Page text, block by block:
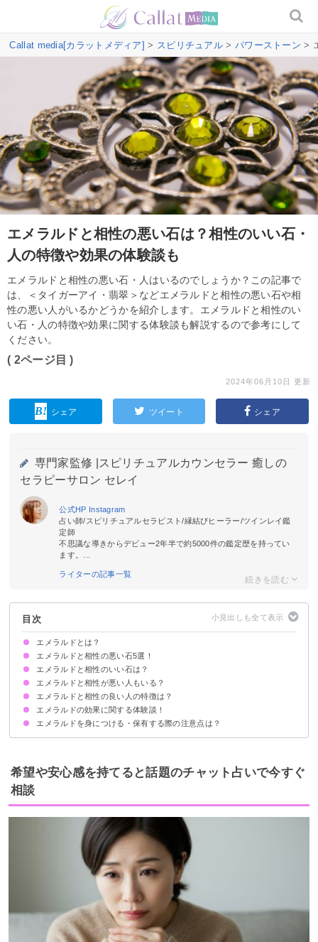
Callat media[カラットメディア] > スピリチュアル > パワーストーン >
エメラルドと相性の悪い石は？相性のいい石・
人の特徴や効果の体験談も
エメラルドと相性の悪い石・人はいるのでしょうか？この記事で
は、＜タイガーアイ・翡翠＞などエメラルドと相性の悪い石や相
性の悪い人がいるかどうかを紹介します。エメラルドと相性のい
い石・人の特徴や効果に関する体験談も解説するので参考にして
ください。
( 2ページ目 )
2024年06月10日 更新
シェア ツイート シェア
専門家監修 |
スピリチュアルカウンセラー 癒しの
セラピーサロン セレイ
公式HP Instagram
占い師/スピリチュアルセラピスト/縁結びヒーラー/ツインレイ鑑
定師
不思議な導きからデビュー2年半で約5000件の鑑定歴を持ってい
ます。...
ライターの記事一覧
目次
エメラルドとは？
得られる効果
エメラルドと相性の悪い石5選！
①タイガーアイ
②ラリマー
③翡翠
④天眼石
⑤黒曜石
エメラルドと相性のいい石は？
①アクアマリン：恋愛運UP
②ルビー：目標達成・願望実現
③ムーンストーン：恋人との絆を強くする
④オニキス：心の平穏・無病息災
⑤サファイア：事業を成功へ導く
エメラルドと相性が悪い人もいる？
汎用性が高い癒し効果で相性の悪い人はいない
エメラルドと相性の良い人の特徴は？
エメラルドの効果に関する体験談！
①希望していた求人が見つかった
②昇進が決まったと報告された
③心が落ち着く
エメラルドを身につける・保有する際の注意点は？
定期的に浄化する
保管場所は日光が当たらず、乾燥しない、温度・湿度が一定に保たれた場所
希望や安心感を持てると話題のチャット占いで今すぐ
相談